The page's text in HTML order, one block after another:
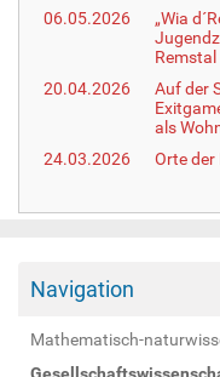
06.05.2026
„Wia
20.04.2026
Auf der
als
24.03.2026
Orte der
Navigation
Mathematisch-